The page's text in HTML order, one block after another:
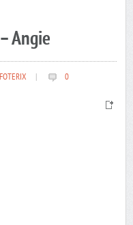
Angie
FOTERIX 0